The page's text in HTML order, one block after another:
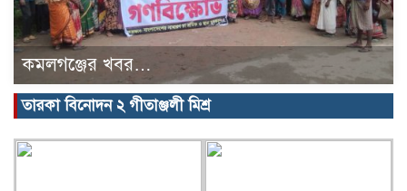
কমলগঞ্জের খবর…
তারকা বিনোদন ২ গীতাঞ্জলী মিশ্র